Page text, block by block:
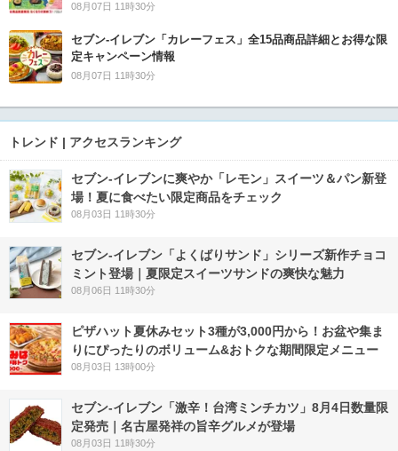
08月07日 11時30分
セブン‐イレブン「カレーフェス」全15品商品詳細とお得な限
定キャンペーン情報
08月07日 11時30分
トレンド | アクセスランキング
セブン‐イレブンに爽やか「レモン」スイーツ＆パン新登
場！夏に食べたい限定商品をチェック
08月03日 11時30分
セブン‐イレブン「よくばりサンド」シリーズ新作チョコ
ミント登場｜夏限定スイーツサンドの爽快な魅力
08月06日 11時30分
ピザハット夏休みセット3種が3,000円から！お盆や集ま
りにぴったりのボリューム&おトクな期間限定メニュー
08月03日 13時00分
セブン-イレブン「激辛！台湾ミンチカツ」8月4日数量限
定発売｜名古屋発祥の旨辛グルメが登場
08月03日 11時30分